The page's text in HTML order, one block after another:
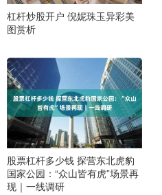
杠杆炒股开户 倪妮珠玉异彩美
图赏析
股票杠杆多少钱 探营东北虎豹
国家公园：“众山皆有虎”场景再
现｜一线调研